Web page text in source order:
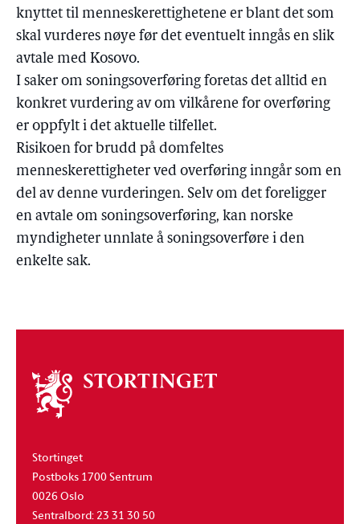
knyttet til menneskerettighetene er blant det som
skal vurderes nøye før det eventuelt inngås en slik
avtale med Kosovo.
I saker om soningsoverføring foretas det alltid en
konkret vurdering av om vilkårene for overføring
er oppfylt i det aktuelle tilfellet.
Risikoen for brudd på domfeltes
menneskerettigheter ved overføring inngår som en
del av denne vurderingen. Selv om det foreligger
en avtale om soningsoverføring, kan norske
myndigheter unnlate å soningsoverføre i den
enkelte sak.
Om
stortinget
Stortinget
Postboks 1700 Sentrum
0026 Oslo
Sentralbord: 23 31 30 50